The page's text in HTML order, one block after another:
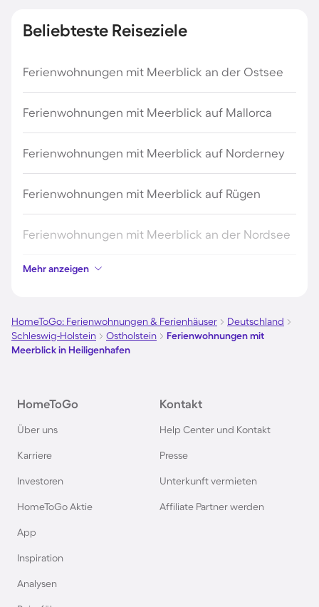
Beliebteste Reiseziele
Ferienwohnungen mit Meerblick an der Ostsee
Ferienwohnungen mit Meerblick auf Mallorca
Ferienwohnungen mit Meerblick auf Norderney
Ferienwohnungen mit Meerblick auf Rügen
Ferienwohnungen mit Meerblick an der Nordsee
Ferienwohnungen mit Meerblick auf Fehmarn
Ferienwohnungen mit Meerblick in Kühlungsborn
Ferienwohnungen mit Meerblick in Barcelona
Ferienwohnungen mit Meerblick in Büsum
Ferienwohnungen mit Meerblick in Warnemünde
Ferienwohnungen mit Meerblick auf Amrum
Ferienwohnungen mit Meerblick in Grömitz
Mehr anzeigen
HomeToGo: Ferienwohnungen & Ferienhäuser
Deutschland
Schleswig-Holstein
Ostholstein
Ferienwohnungen mit
Meerblick in Heiligenhafen
HomeToGo
Über uns
Karriere
Investoren
HomeToGo Aktie
App
Inspiration
Analysen
Kontakt
Help Center und Kontakt
Presse
Unterkunft vermieten
Affiliate Partner werden